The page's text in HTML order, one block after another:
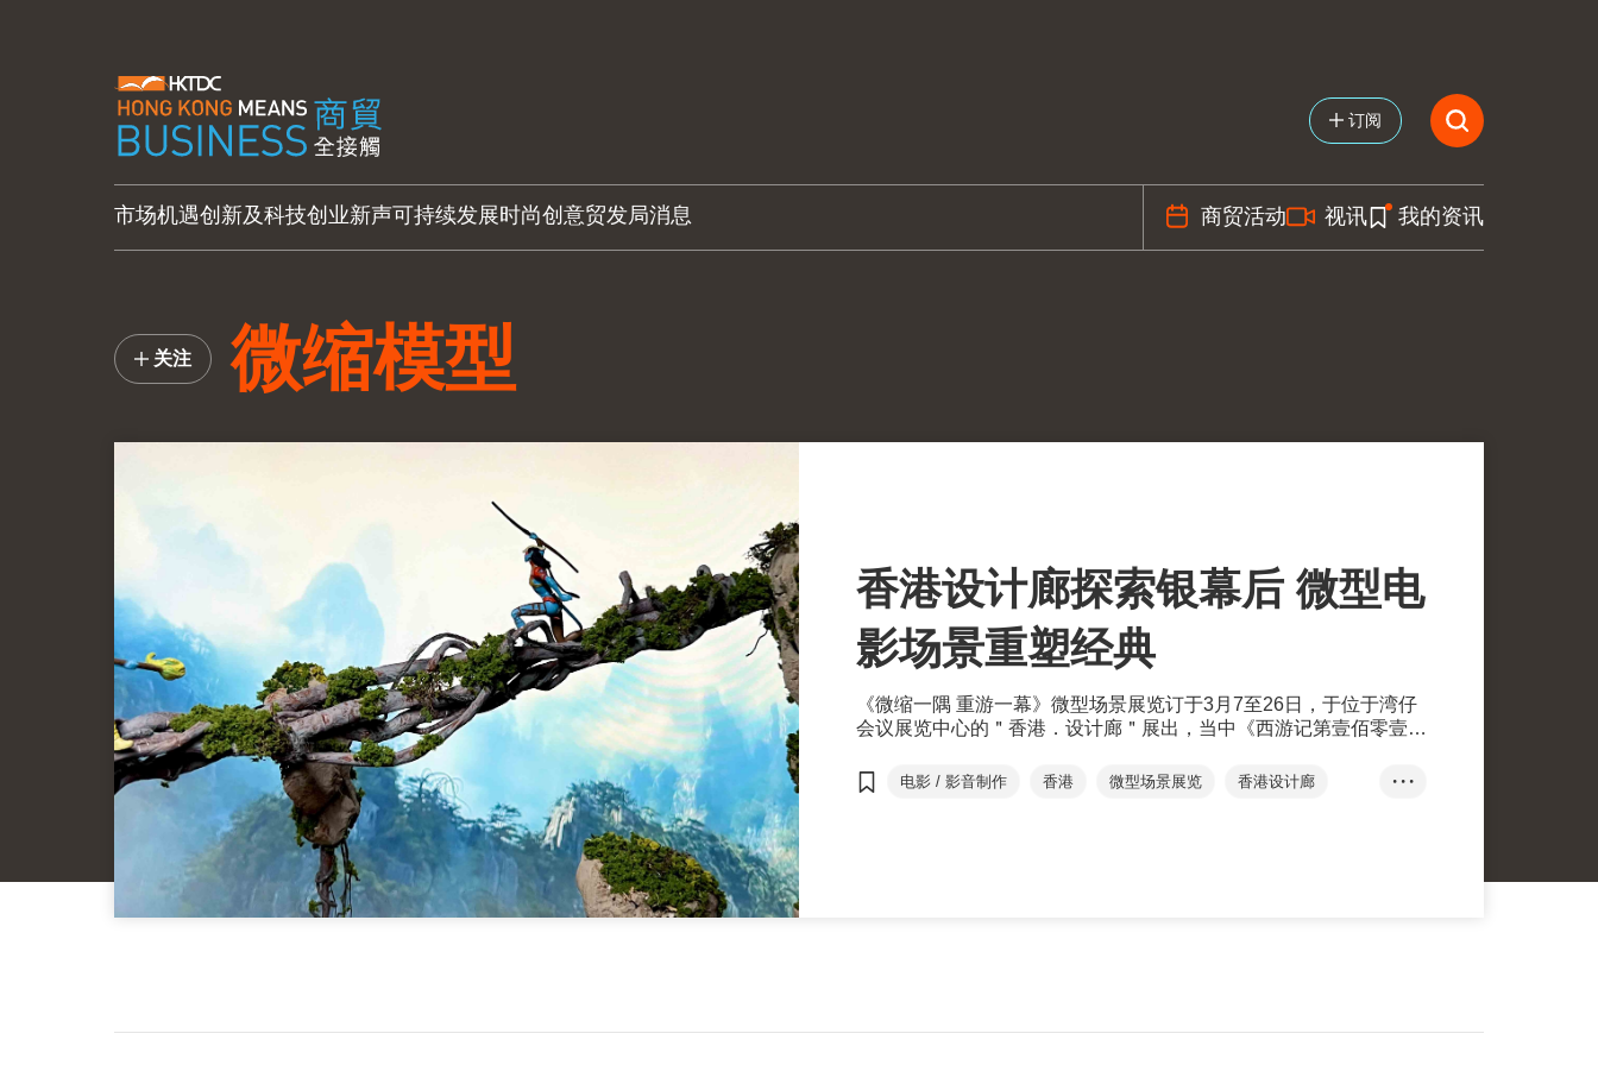
订阅
市场机遇创新及科技创业新声可持续发展时尚创意贸发局消息 商贸活动 视讯 我的资讯
微缩模型
关注
香港设计廊探索银幕后 微型电
影场景重塑经典
《微缩一隅 重游一幕》微型场景展览订于3月7至26日，于位于湾仔
会议展览中心的＂香港．设计廊＂展出，当中《西游记第壹佰零壹回
是首次展出。
电影 / 影音制作 香港 微型场景展览
香港设计廊
• • •